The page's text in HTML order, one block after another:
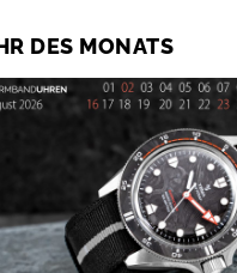
DES MONATS